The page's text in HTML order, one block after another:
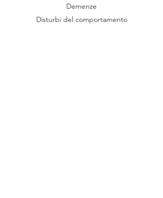
Demenze
Disturbi del comportamento